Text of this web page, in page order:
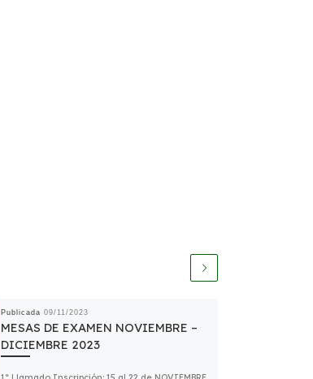
Publicada 09/11/2023
MESAS DE EXAMEN NOVIEMBRE –
DICIEMBRE 2023